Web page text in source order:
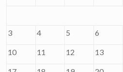
3 4 5 6
10 11 12 13